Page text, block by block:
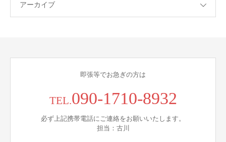
アーカイブ
即張等でお急ぎの方は
TEL.090-1710-8932
必ず上記携帯電話にご連絡をお願いいたします。
担当：古川